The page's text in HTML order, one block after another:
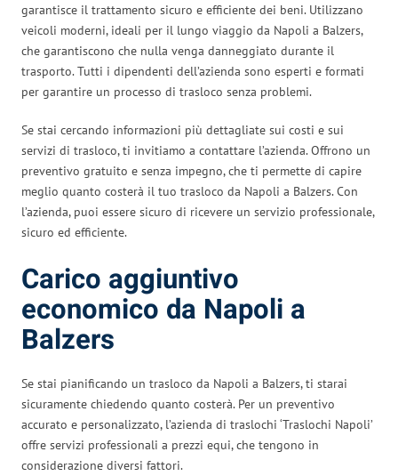
garantisce il trattamento sicuro e efficiente dei beni. Utilizzano
veicoli moderni, ideali per il lungo viaggio da Napoli a Balzers,
che garantiscono che nulla venga danneggiato durante il
trasporto. Tutti i dipendenti dell’azienda sono esperti e formati
per garantire un processo di trasloco senza problemi.
Se stai cercando informazioni più dettagliate sui costi e sui
servizi di trasloco, ti invitiamo a contattare l’azienda. Offrono un
preventivo gratuito e senza impegno, che ti permette di capire
meglio quanto costerà il tuo trasloco da Napoli a Balzers. Con
l’azienda, puoi essere sicuro di ricevere un servizio professionale,
sicuro ed efficiente.
Carico aggiuntivo
economico da Napoli a
Balzers
Se stai pianificando un trasloco da Napoli a Balzers, ti starai
sicuramente chiedendo quanto costerà. Per un preventivo
accurato e personalizzato, l’azienda di traslochi ‘Traslochi Napoli’
offre servizi professionali a prezzi equi, che tengono in
considerazione diversi fattori.